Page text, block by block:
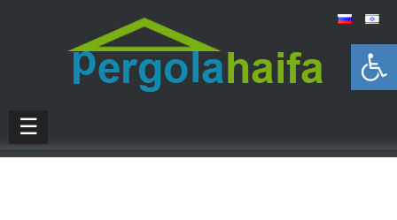
Открыть панель инструментов
☰